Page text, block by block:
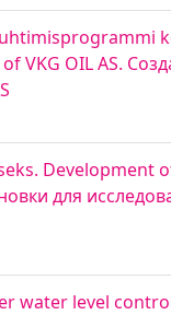
OIL AS.
Development
для
water level